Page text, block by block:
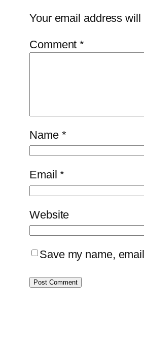
Your email address
Comment*
Name *
Email*
Website
Save my name,